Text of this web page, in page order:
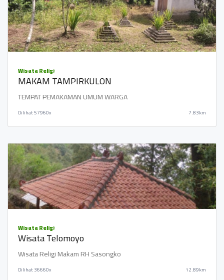
Wisata Religi
MAKAM TAMPIRKULON
TEMPAT PEMAKAMAN UMUM WARGA
Dilihat57960x 7.83km
Wisata Religi
Wisata Telomoyo
Wisata Religi Makam RH Sasongko
Dilihat36660x 12.89km